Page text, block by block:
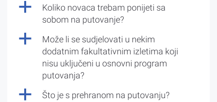
a
Koliko novaca trebam ponijeti sa
sobom na putovanje?
a
Može li se sudjelovati u nekim
dodatnim fakultativnim izletima koji
nisu uključeni u osnovni program
putovanja?
a Što je s prehranom na putovanju?